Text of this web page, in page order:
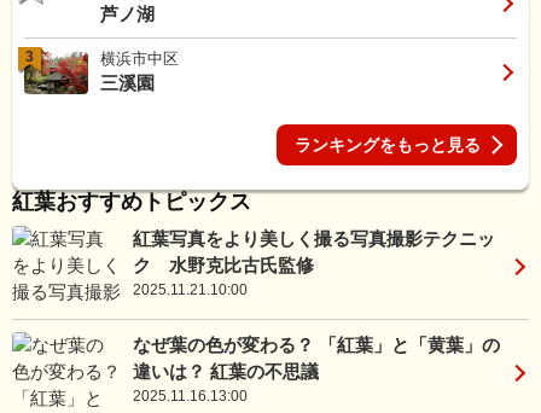
芦ノ湖
3 横浜市中区
三溪園
ランキングをもっと見る
紅葉おすすめトピックス
紅葉写真をより美しく撮る写真撮影テクニッ
ク 水野克比古氏監修
2025.11.21.10:00
なぜ葉の色が変わる？ 「紅葉」と「黄葉」の
違いは？ 紅葉の不思議
2025.11.16.13:00